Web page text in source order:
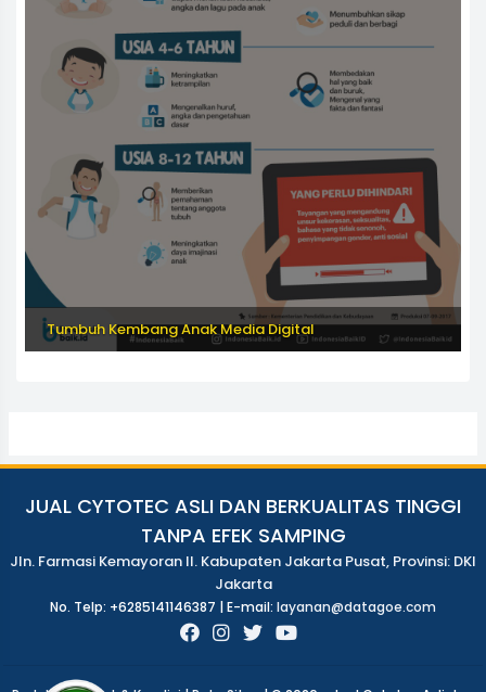
Tumbuh Kembang Anak Media Digital
JUAL CYTOTEC ASLI DAN BERKUALITAS TINGGI
TANPA EFEK SAMPING
Jln. Farmasi Kemayoran II. Kabupaten Jakarta Pusat, Provinsi: DKI
Jakarta
No. Telp: +6285141146387 | E-mail: layanan@datagoe.com